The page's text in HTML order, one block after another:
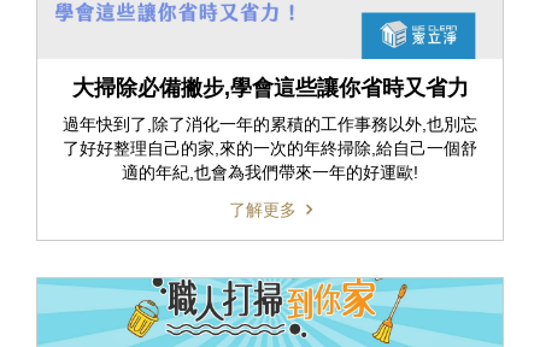
大掃除必備撇步,學會這些讓你省時又省力
過年快到了,除了消化一年的累積的工作事務以外,也別忘
了好好整理自己的家,來的一次的年終掃除,給自己一個舒
適的年紀,也會為我們帶來一年的好運歐!
了解更多